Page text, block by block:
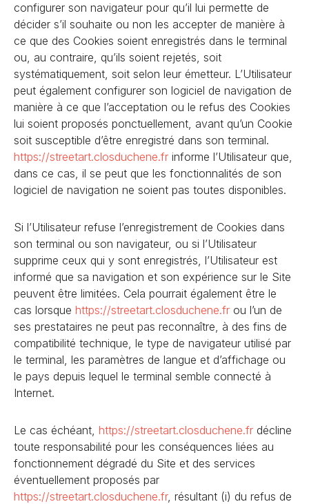
configurer son navigateur pour qu’il lui permette de
décider s’il souhaite ou non les accepter de manière à
ce que des Cookies soient enregistrés dans le terminal
ou, au contraire, qu’ils soient rejetés, soit
systématiquement, soit selon leur émetteur. L’Utilisateur
peut également configurer son logiciel de navigation de
manière à ce que l’acceptation ou le refus des Cookies
lui soient proposés ponctuellement, avant qu’un Cookie
soit susceptible d’être enregistré dans son terminal.
https://streetart.closduchene.fr informe l’Utilisateur que,
dans ce cas, il se peut que les fonctionnalités de son
logiciel de navigation ne soient pas toutes disponibles.
Si l’Utilisateur refuse l’enregistrement de Cookies dans
son terminal ou son navigateur, ou si l’Utilisateur
supprime ceux qui y sont enregistrés, l’Utilisateur est
informé que sa navigation et son expérience sur le Site
peuvent être limitées. Cela pourrait également être le
cas lorsque https://streetart.closduchene.fr ou l’un de
ses prestataires ne peut pas reconnaître, à des fins de
compatibilité technique, le type de navigateur utilisé par
le terminal, les paramètres de langue et d’affichage ou
le pays depuis lequel le terminal semble connecté à
Internet.
Le cas échéant, https://streetart.closduchene.fr décline
toute responsabilité pour les conséquences liées au
fonctionnement dégradé du Site et des services
éventuellement proposés par
https://streetart.closduchene.fr, résultant (i) du refus de